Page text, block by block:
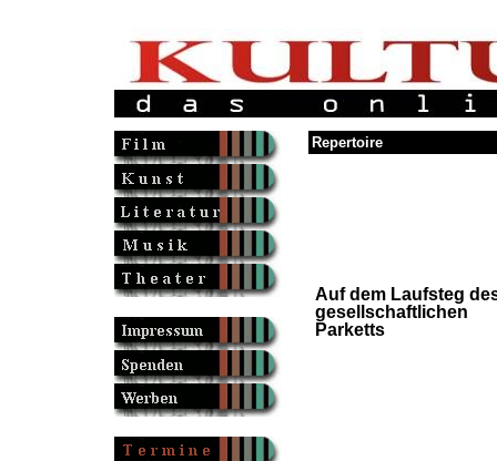
Repertoire
Auf dem Laufsteg
gesellschaftlichen
Parketts